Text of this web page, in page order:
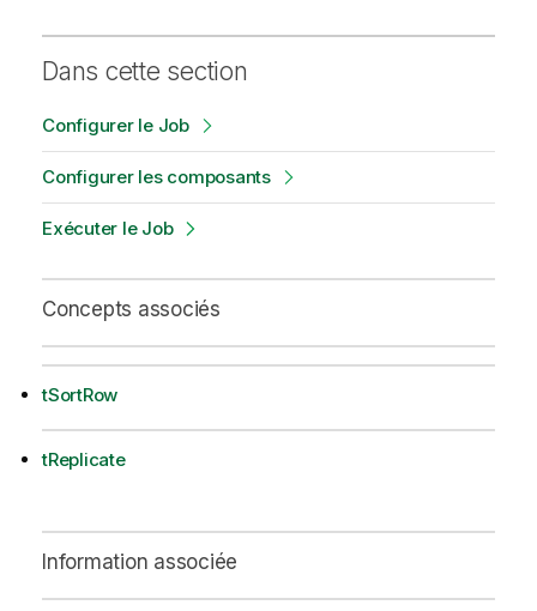
Dans cette section
Configurer le Job
Configurer les composants
Exécuter le Job
Concepts associés
tSortRow
tReplicate
Information associée